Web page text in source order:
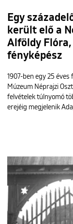
Egy
került elő a
Alföldy
fényképész
1907-ben egy 25
Múzeum Néprajzi
felvételek túlnyomó
erejéig megjelenik